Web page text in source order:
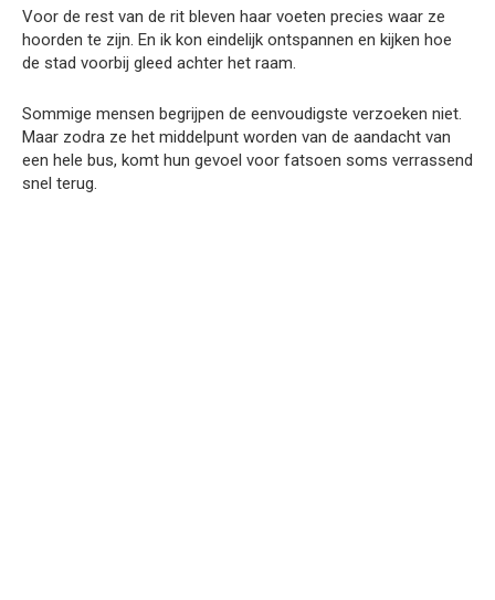
Voor de rest van de rit bleven haar voeten precies waar ze
hoorden te zijn. En ik kon eindelijk ontspannen en kijken hoe
de stad voorbij gleed achter het raam.
Sommige mensen begrijpen de eenvoudigste verzoeken niet.
Maar zodra ze het middelpunt worden van de aandacht van
een hele bus, komt hun gevoel voor fatsoen soms verrassend
snel terug.